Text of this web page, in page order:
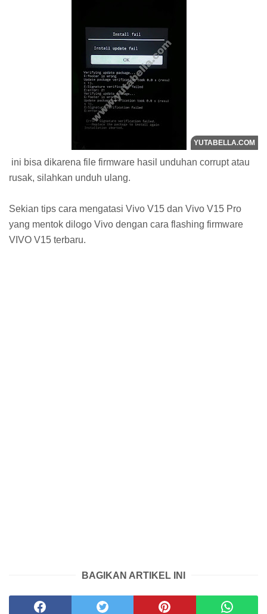
ini bisa dikarena file firmware hasil unduhan corrupt atau
rusak, silahkan unduh ulang.
Sekian tips cara mengatasi Vivo V15 dan Vivo V15 Pro
yang mentok dilogo Vivo dengan cara flashing firmware
VIVO V15 terbaru.
BAGIKAN ARTIKEL INI